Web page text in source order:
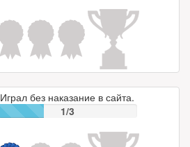
Играл без наказание в сайта.
1/3